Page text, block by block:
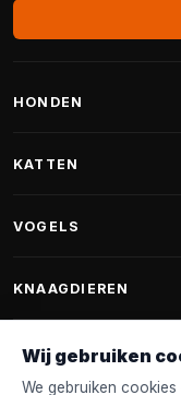
HONDEN
Fantail hondenmanden
Hondenspeelgoed
KATTEN
Krabpalen voor Maine
VOGELS
Vogelvoer
Voederhuisjes
KNAAGDIEREN
Knaagdierenvoer
Wij gebruiken
We gebruiken